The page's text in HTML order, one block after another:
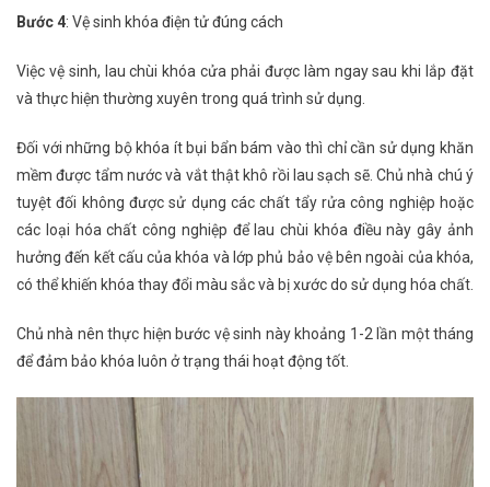
Bước 4: Vệ sinh khóa điện tử đúng cách
Việc vệ sinh, lau chùi khóa cửa phải được làm ngay sau khi lắp đặt
và thực hiện thường xuyên trong quá trình sử dụng.
Đối với những bộ khóa ít bụi bẩn bám vào thì chỉ cần sử dụng khăn
mềm được tẩm nước và vắt thật khô rồi lau sạch sẽ. Chủ nhà chú ý
tuyệt đối không được sử dụng các chất tẩy rửa công nghiệp hoặc
các loại hóa chất công nghiệp để lau chùi khóa điều này gây ảnh
hưởng đến kết cấu của khóa và lớp phủ bảo vệ bên ngoài của khóa,
có thể khiến khóa thay đổi màu sắc và bị xước do sử dụng hóa chất.
Chủ nhà nên thực hiện bước vệ sinh này khoảng 1-2 lần một tháng
để đảm bảo khóa luôn ở trạng thái hoạt động tốt.